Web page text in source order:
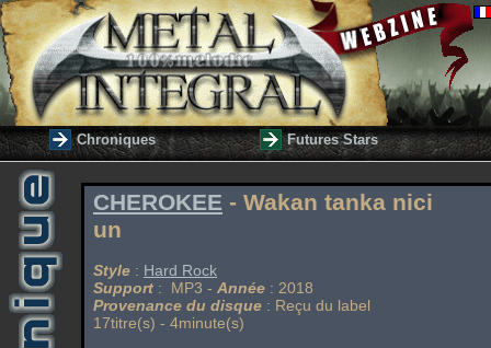
Chroniques Futures Stars
CHEROKEE - Wakan tanka nici
un
Style : Hard Rock
Support : MP3 - Année : 2018
Provenance du disque : Reçu du label
17titre(s) - 4minute(s)